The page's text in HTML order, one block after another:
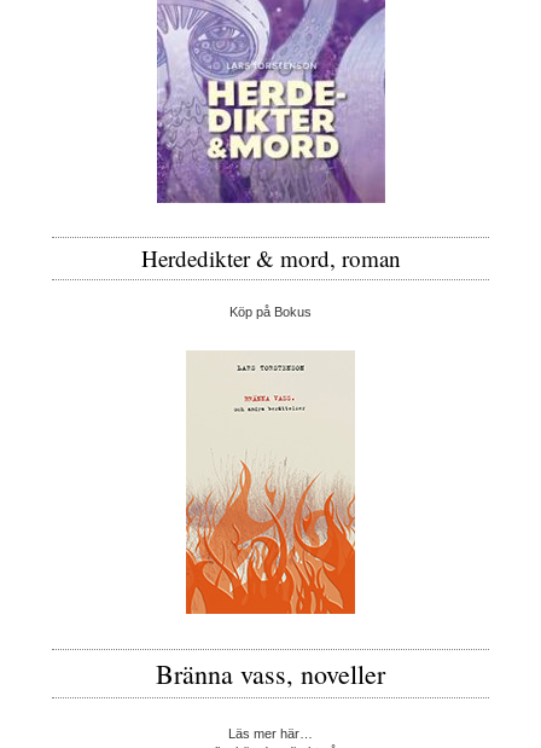
Herdedikter & mord, roman
Köp på Bokus
Bränna vass, noveller
Läs mer här…